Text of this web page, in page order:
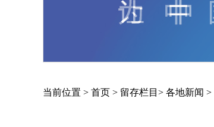
当前位置 > 首页 > 留存栏目 > 各地新闻 >